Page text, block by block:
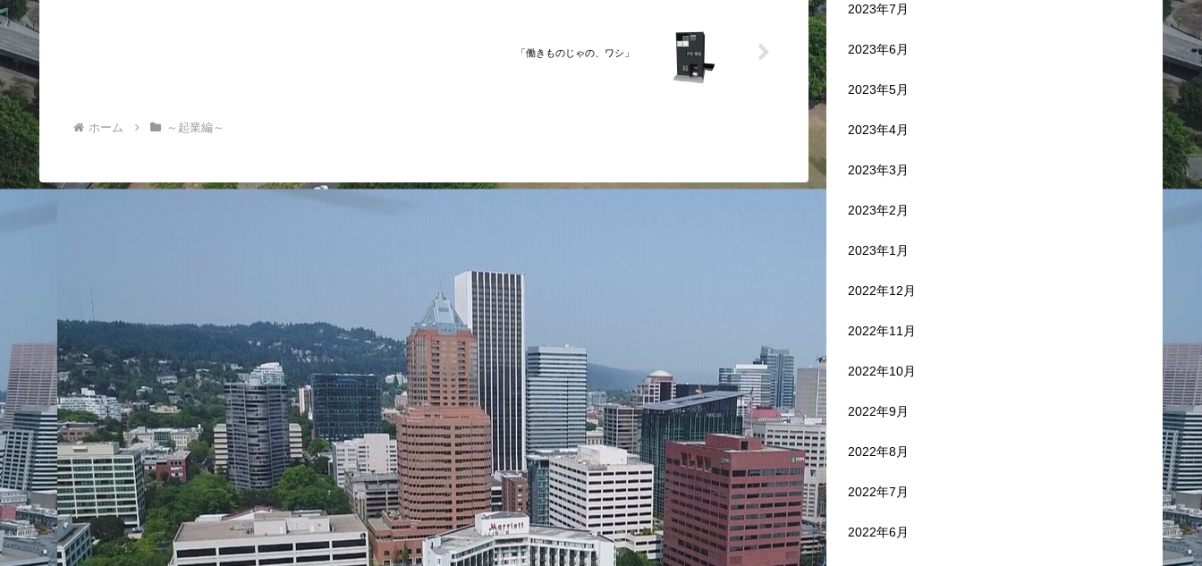
「働きものじゃの、ワシ」
ホーム ～起業編～
2023年7月
2023年6月
2023年5月
2023年4月
2023年3月
2023年2月
2023年1月
2022年12月
2022年11月
2022年10月
2022年9月
2022年8月
2022年7月
2022年6月